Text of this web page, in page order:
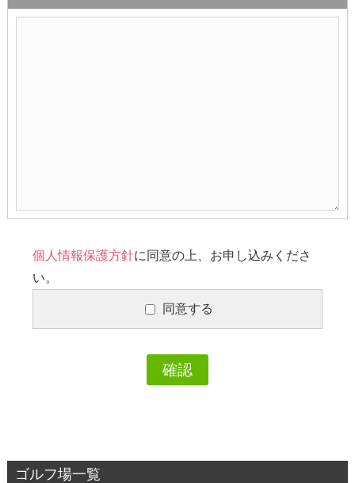
個人情報保護方針に同意の上、お申し込みくださ
い。
同意する
ゴルフ場一覧